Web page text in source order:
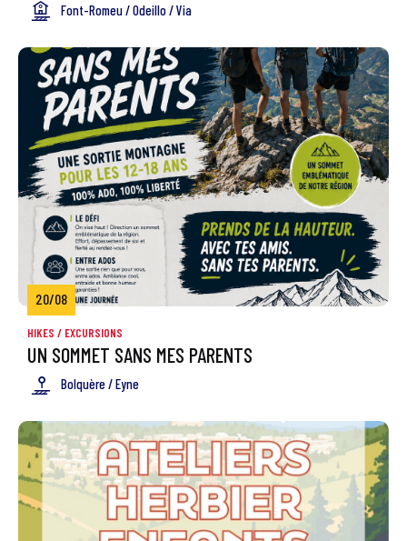
Font-Romeu / Odeillo / Via
20/08
HIKES / EXCURSIONS
UN SOMMET SANS MES PARENTS
Bolquère / Eyne